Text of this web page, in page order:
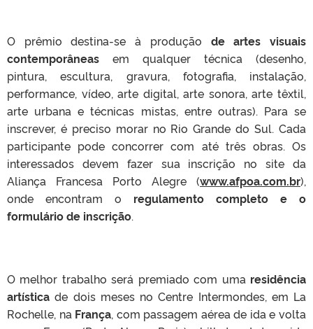
O prêmio destina-se à produção de artes visuais
contemporâneas em qualquer técnica (desenho,
pintura, escultura, gravura, fotografia, instalação,
performance, vídeo, arte digital, arte sonora, arte têxtil,
arte urbana e técnicas mistas, entre outras). Para se
inscrever, é preciso morar no Rio Grande do Sul. Cada
participante pode concorrer com até três obras. Os
interessados devem fazer sua inscrição no site da
Aliança Francesa Porto Alegre (www.afpoa.com.br),
onde encontram o regulamento completo e o
formulário de inscrição.
O melhor trabalho será premiado com uma residência
artística de dois meses no Centre Intermondes, em La
Rochelle, na França, com passagem aérea de ida e volta